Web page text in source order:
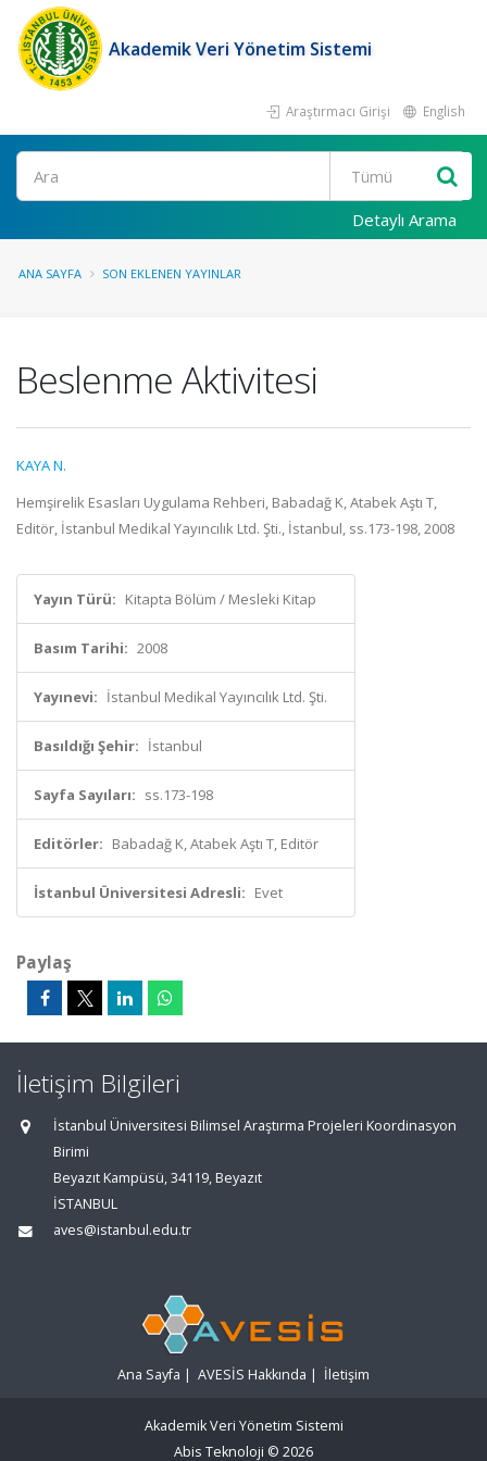
Akademik Veri Yönetim Sistemi
Araştırmacı Girişi English
Ara
Detaylı Arama
ANA SAYFA SON EKLENEN YAYINLAR
Beslenme Aktivitesi
KAYA N.
Hemşirelik Esasları Uygulama Rehberi, Babadağ K, Atabek Aştı T,
Editör, İstanbul Medikal Yayıncılık Ltd. Şti., İstanbul, ss.173-198, 2008
Yayın Türü: Kitapta Bölüm / Mesleki Kitap
Basım Tarihi: 2008
Yayınevi: İstanbul Medikal Yayıncılık Ltd. Şti.
Basıldığı Şehir: İstanbul
Sayfa Sayıları: ss.173-198
Editörler: Babadağ K, Atabek Aştı T, Editör
İstanbul Üniversitesi Adresli: Evet
Paylaş
İletişim Bilgileri
İstanbul Üniversitesi Bilimsel Araştırma Projeleri Koordinasyon
Birimi
Beyazıt Kampüsü, 34119, Beyazıt
İSTANBUL
aves@istanbul.edu.tr
Ana Sayfa | AVESİS Hakkında | İletişim
Akademik Veri Yönetim Sistemi
Abis Teknoloji © 2026